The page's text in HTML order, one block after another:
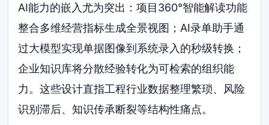
AI能力的嵌入尤为突出：项目360°智能解读功能
整合多维经营指标生成全景视图；AI录单助手通
过大模型实现单据图像到系统录入的秒级转换；
企业知识库将分散经验转化为可检索的组织能
力。这些设计直指工程行业数据整理繁琐、风险
识别滞后、知识传承断裂等结构性痛点。